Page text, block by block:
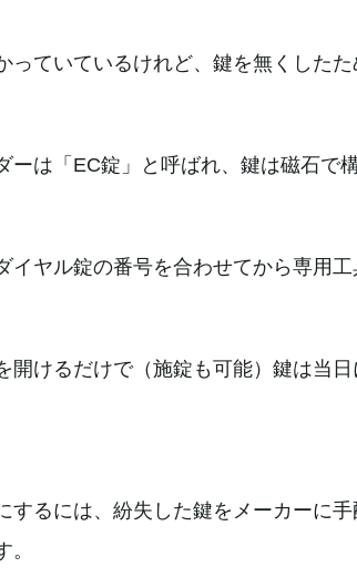
っていているけれど、鍵を無くした
ーは「EC錠」と呼ばれ、鍵は磁石で
イヤル錠の番号を合わせてから専用
開けるだけで（施錠も可能）鍵は当
するには、紛失した鍵をメーカーに